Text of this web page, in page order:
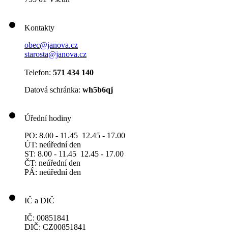
Kontakty
obec@janova.cz
starosta@janova.cz
Telefon: 571 434 140
Datová schránka: wh5b6qj
Úřední hodiny
PO: 8.00 - 11.45 12.45 - 17.00
ÚT: neúřední den
ST: 8.00 - 11.45 12.45 - 17.00
ČT: neúřední den
PÁ: neúřední den
IČ a DIČ
IČ: 00851841
DIČ: CZ00851841